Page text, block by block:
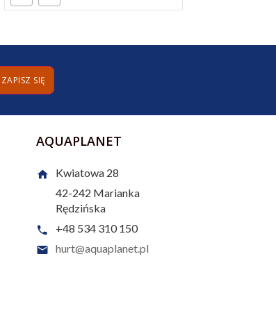
ZAPISZ SIĘ
AQUAPLANET
Kwiatowa 28
42-242 Marianka
Rędzińska
+48 534 310 150
hurt@aquaplanet.pl